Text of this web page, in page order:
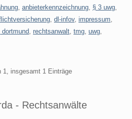
anbieterkennzeichnung § 3 uwg
dl-infov, impressum
dortmund rechtsanwalt tmg uwg
1, insgesamt 1 Einträge
- Rechtsanwälte